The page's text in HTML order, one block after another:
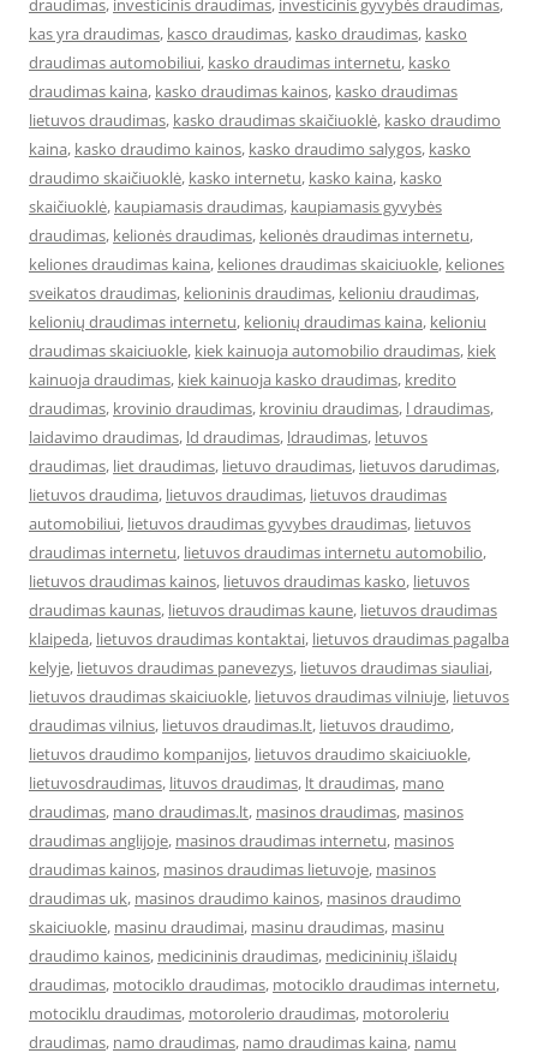
draudimas, investicinis draudimas, investicinis gyvybės draudimas,
kas yra draudimas, kasco draudimas, kasko draudimas, kasko
draudimas automobiliui, kasko draudimas internetu, kasko
draudimas kaina, kasko draudimas kainos, kasko draudimas
lietuvos draudimas, kasko draudimas skaičiuoklė, kasko draudimo
kaina, kasko draudimo kainos, kasko draudimo salygos, kasko
draudimo skaičiuoklė, kasko internetu, kasko kaina, kasko
skaičiuoklė, kaupiamasis draudimas, kaupiamasis gyvybės
draudimas, kelionės draudimas, kelionės draudimas internetu,
keliones draudimas kaina, keliones draudimas skaiciuokle, keliones
sveikatos draudimas, kelioninis draudimas, kelioniu draudimas,
kelionių draudimas internetu, kelionių draudimas kaina, kelioniu
draudimas skaiciuokle, kiek kainuoja automobilio draudimas, kiek
kainuoja draudimas, kiek kainuoja kasko draudimas, kredito
draudimas, krovinio draudimas, kroviniu draudimas, l draudimas,
laidavimo draudimas, ld draudimas, ldraudimas, letuvos
draudimas, liet draudimas, lietuvo draudimas, lietuvos darudimas,
lietuvos draudima, lietuvos draudimas, lietuvos draudimas
automobiliui, lietuvos draudimas gyvybes draudimas, lietuvos
draudimas internetu, lietuvos draudimas internetu automobilio,
lietuvos draudimas kainos, lietuvos draudimas kasko, lietuvos
draudimas kaunas, lietuvos draudimas kaune, lietuvos draudimas
klaipeda, lietuvos draudimas kontaktai, lietuvos draudimas pagalba
kelyje, lietuvos draudimas panevezys, lietuvos draudimas siauliai,
lietuvos draudimas skaiciuokle, lietuvos draudimas vilniuje, lietuvos
draudimas vilnius, lietuvos draudimas.lt, lietuvos draudimo,
lietuvos draudimo kompanijos, lietuvos draudimo skaiciuokle,
lietuvosdraudimas, lituvos draudimas, lt draudimas, mano
draudimas, mano draudimas.lt, masinos draudimas, masinos
draudimas anglijoje, masinos draudimas internetu, masinos
draudimas kainos, masinos draudimas lietuvoje, masinos
draudimas uk, masinos draudimo kainos, masinos draudimo
skaiciuokle, masinu draudimai, masinu draudimas, masinu
draudimo kainos, medicininis draudimas, medicininių išlaidų
draudimas, motociklo draudimas, motociklo draudimas internetu,
motociklu draudimas, motorolerio draudimas, motoroleriu
draudimas, namo draudimas, namo draudimas kaina, namu